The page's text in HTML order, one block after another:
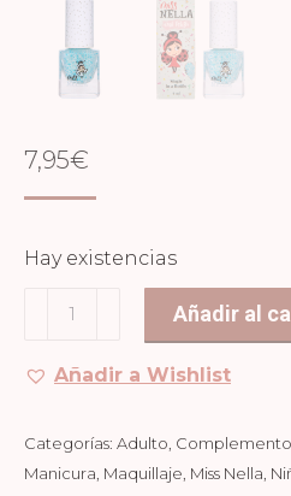
7,95€
Hay existencias
ESMALTE
UÑAS
-
ONCE
Añadir al
Añadir a Wishlist
Categorías: Adulto Complemento
Manicura Maquillaje Miss Nella